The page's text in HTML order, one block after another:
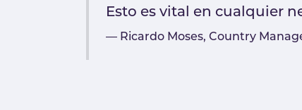
Esto es vital en cualquier
Ricardo Moses, Country